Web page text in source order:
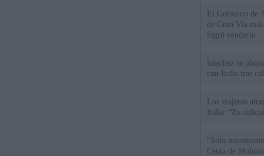
El Gobierno de
de Gran Vía
logró venderlo
Sánchez se
con Italia tras
Los viajeros
Italia: “Es
"Solo
Ceuta de